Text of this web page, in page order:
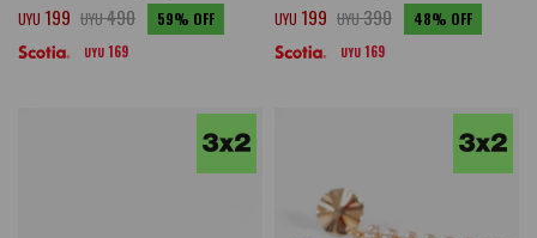
UYU 199 UYU490 59
UYU 169
UYU 199 UYU390 48
UYU 169